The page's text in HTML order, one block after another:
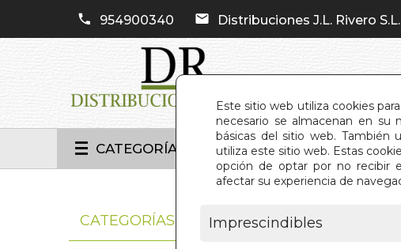
Este sitio web utiliza cookies
necesario se almacenan en su
básicas del sitio web. También
utiliza este sitio web. Estas
opción de optar por no recibir
afectar su experiencia de
Imprescindibles
954900340 Distribuciones J.L. Rivero S.L.
CATEGORÍAS
CATEGORÍAS